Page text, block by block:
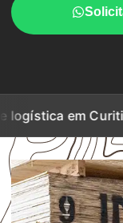
Curitiba, PR